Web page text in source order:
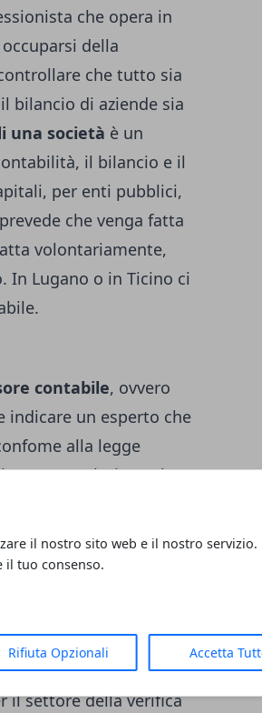
il nostro sito web e il nostro servizio.
il tuo consenso.
Rifiuta Opzionali Accetta
che opera in
della
che tutto sia
bilancio di aziende sia
una società è un
il bilancio e il
per enti pubblici,
che venga fatta
volontariamente,
In Lugano o in Ticino ci
contabile, ovvero
indicare un esperto che
alla legge
una relazione che
figura che controlla
e che venga
revisore legale non ha
documenti.
studiare come
il settore della verifica